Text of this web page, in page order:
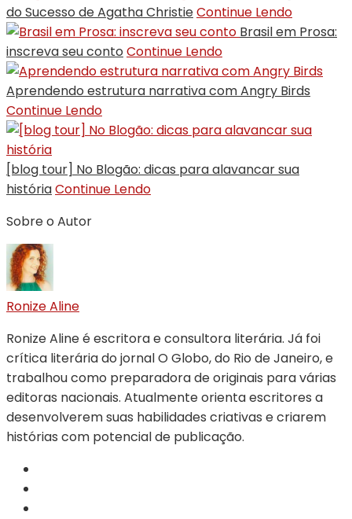
do Sucesso de Agatha ChristieContinue Lendo
Brasil em Prosa:
inscreva seu conto Continue Lendo
Aprendendo estrutura narrativa com Angry Birds
Continue Lendo
[blog tour] No Blogão: dicas para alavancar sua
históriaContinue Lendo
Sobre o Autor
Ronize Aline
Ronize Aline é escritora e consultora literária. Já foi
crítica literária do jornal O Globo, do Rio de Janeiro, e
trabalhou como preparadora de originais para várias
editoras nacionais. Atualmente orienta escritores a
desenvolverem suas habilidades criativas e criarem
histórias com potencial de publicação.